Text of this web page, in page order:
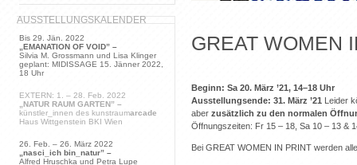
GREAT WOMEN
Beginn: Sa 20. März ’21, 14–18 Uhr
Ausstellungsende: 31. März ’21 Leider
aber zusätzlich zu den normalen
Öffnungszeiten: Fr 15 – 18, Sa 10 – 13 &
Bei GREAT WOMEN IN PRINT werden
AUSSTELLUNGSKALENDER
Bis 29. Jän. 2022
„EMANATION OF VOID” –
Silvia M. Grossmann und Lisa Klinger
geplant: MIDISSAGE 15. Jänner 2022,
18 Uhr
EXTERN: 1. – 28. Feb. 2022
„NATUR RAUM GARTEN” –
künstler_innen des kunstraumarcade
Haus Wittgenstein BKI Wien
26. Feb. – 26. März 2022
„nasci_ich bin_natur” –
Alfred Hruschka und Petra Lupe